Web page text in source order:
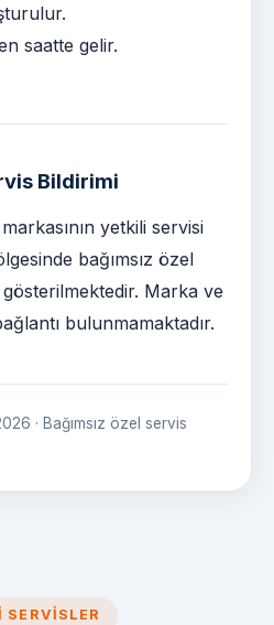
saatte gelir.
Bildirimi
yetkili servisi
bağımsız özel
Marka ve
bulunmamaktadır.
· Bağımsız özel servis
SERVISLER